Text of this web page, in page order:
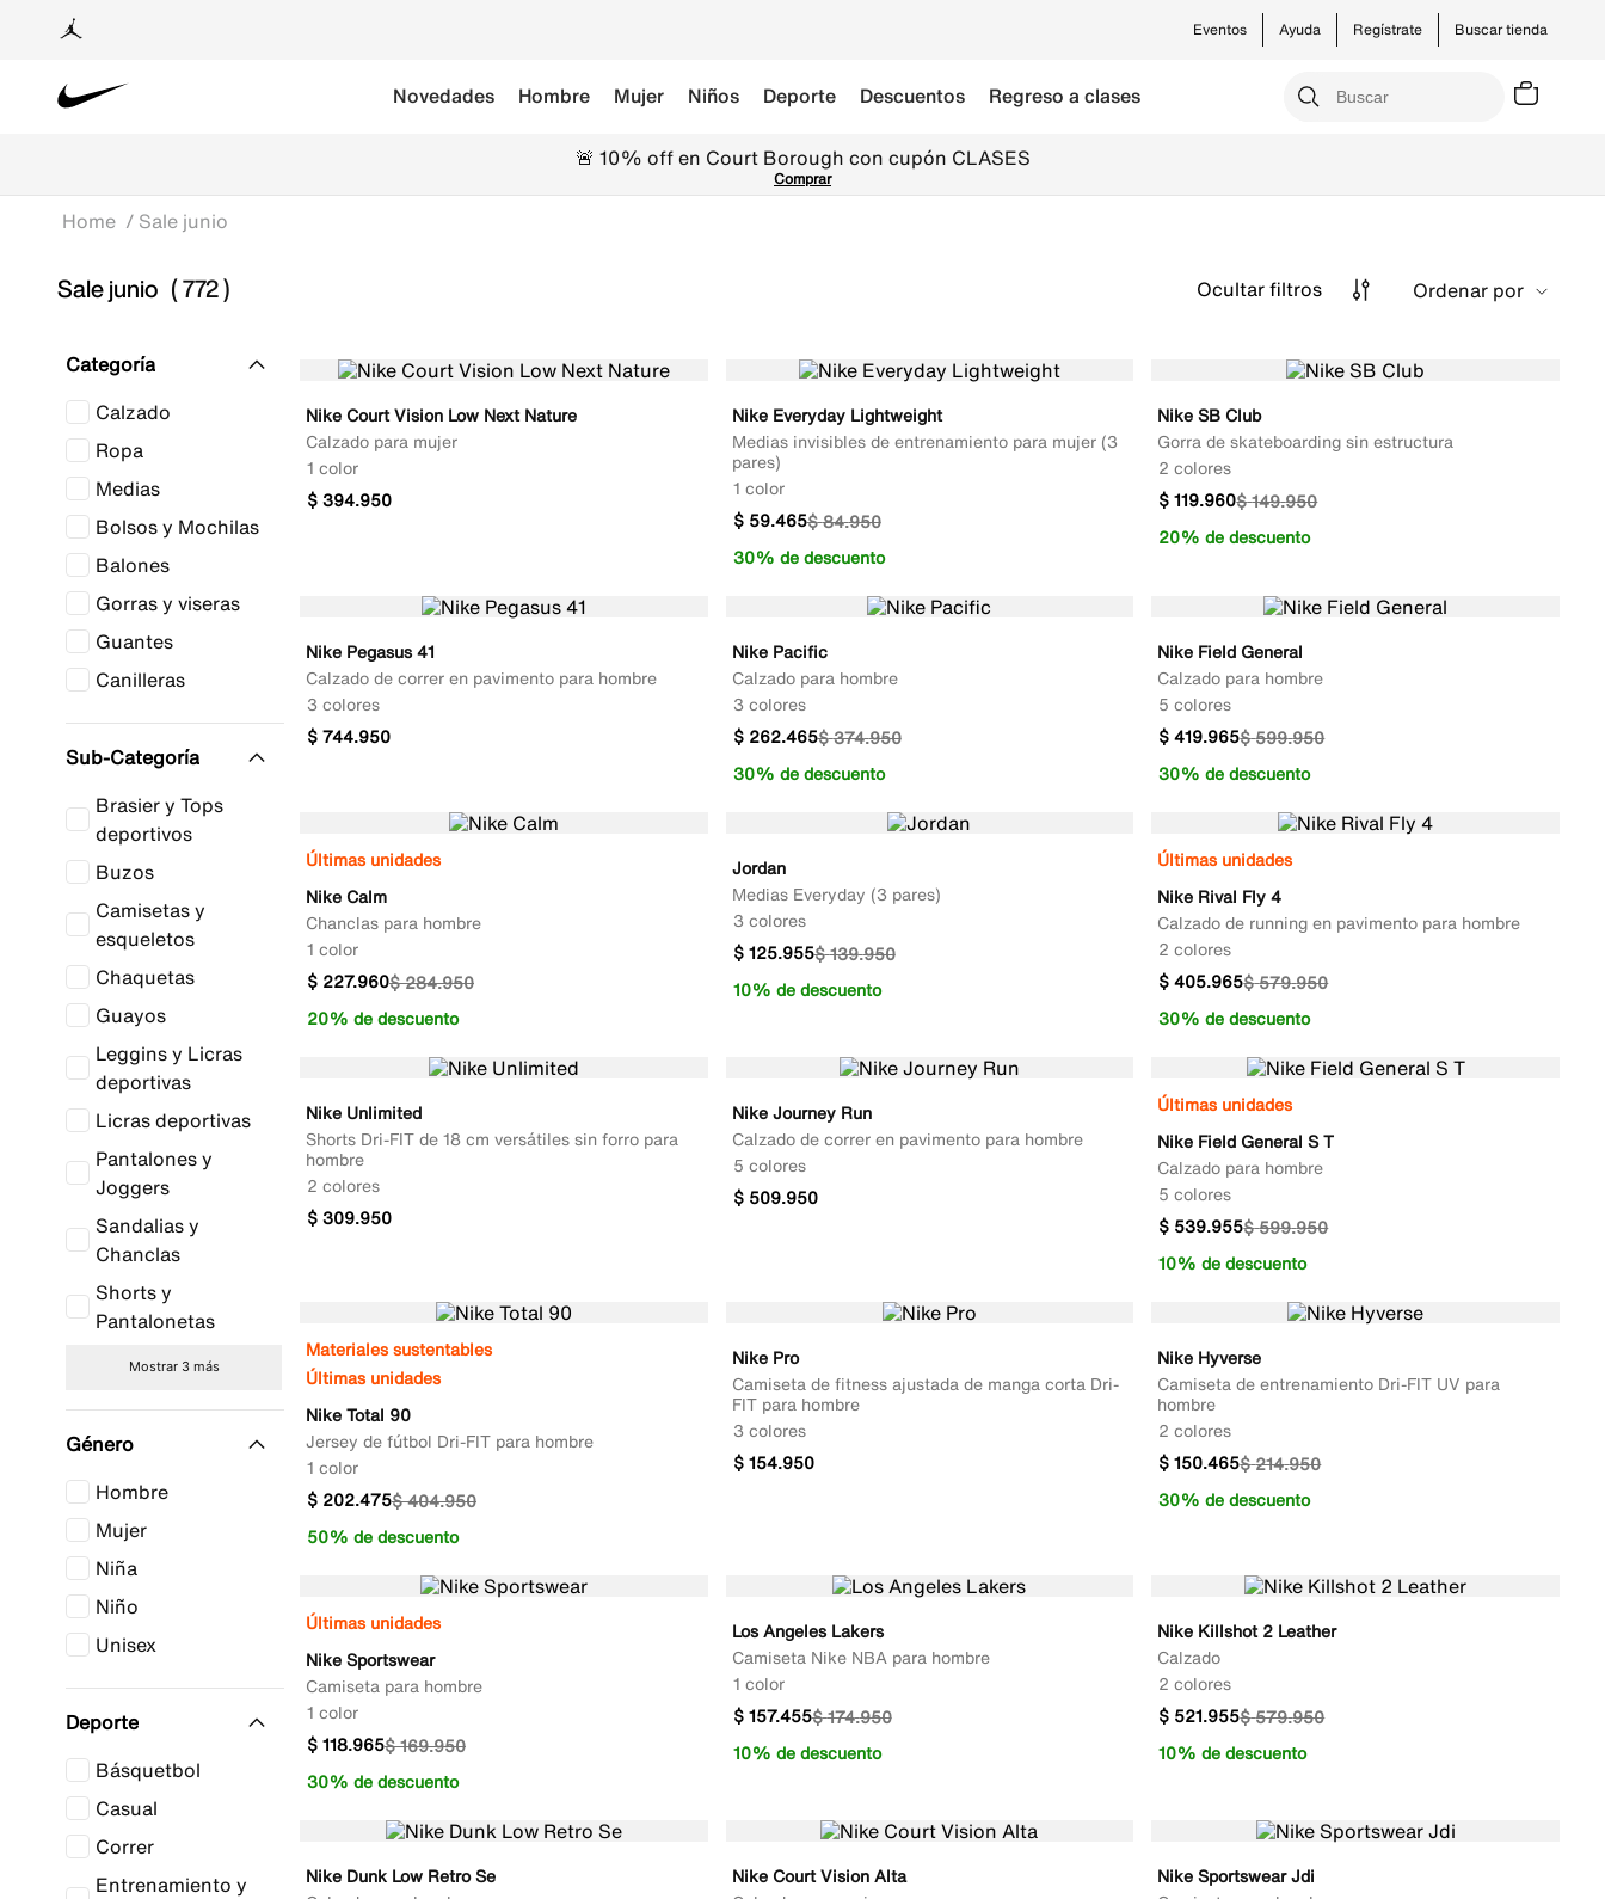
Buscar tienda
Ayuda Regístrate
Eventos
Novedades Hombre Mujer Niños Deporte Descuentos Regreso a clases
🚨 10% off en Court Borough con cupón CLASES
Comprar
Sale junio
Sale junio 772 Ocultarfiltros Ordenar por
Categoría
Calzado
Ropa
Medias
Bolsos y Mochilas
Balones
Gorras y viseras
Guantes
Canilleras
Sub-Categoría
Brasier y Tops
deportivos
Buzos
Camisetas y
esqueletos
Chaquetas
Guayos
Leggins y Licras
deportivas
Licras deportivas
Pantalones y
Joggers
Sandalias y
Chanclas
Shorts y
Pantalonetas
Mostrar 3 más
Género
Hombre
Mujer
Niña
Niño
Unisex
Deporte
Básquetbol
Casual
Correr
Entrenamiento y
Nike Court Vision Low Next Nature
Calzado para mujer
1 color
$394.950
Nike Everyday Lightweight
Medias invisibles de entrenamiento para mujer (3
pares)
1 color
$84.950
$ 59.465
30% de descuento
Nike SB Club
Gorra de skateboarding sin estructura
2 colores
$149.950
$ 119.960
20% de descuento
Nike Pegasus 41
Calzado de correr en pavimento para hombre
3 colores
$744.950
Nike Pacific
Calzado para hombre
3 colores
$374.950
$ 262.465
30% de descuento
Nike Field General
Calzado para hombre
5 colores
$599.950
$ 419.965
30% de descuento
Últimas unidades
Nike Calm
Chanclas para hombre
1 color
$284.950
$ 227.960
20% de descuento
Jordan
Medias Everyday (3 pares)
3 colores
$139.950
$ 125.955
10% de descuento
Últimas unidades
Nike Rival Fly 4
Calzado de running en pavimento para hombre
2 colores
$579.950
$ 405.965
30% de descuento
Nike Unlimited
Shorts Dri-FIT de 18 cm versátiles sin forro para
hombre
2 colores
$309.950
Nike Journey Run
Calzado de correr en pavimento para hombre
5 colores
$ 509.950
Últimas unidades
Nike Field General S T
Calzado para hombre
5 colores
$599.950
$ 539.955
10% de descuento
Materiales sustentables
Últimas unidades
Nike Total 90
Jersey de fútbol Dri-FIT para hombre
1 color
$404.950
$ 202.475
50% de descuento
Nike Pro
Camiseta de fitness ajustada de manga corta Dri-
FIT para hombre
3 colores
$ 154.950
Nike Hyverse
Camiseta de entrenamiento Dri-FIT UV para
hombre
2 colores
$214.950
$ 150.465
30% de descuento
Últimas unidades
Nike Sportswear
Camiseta para hombre
1 color
$169.950
$118.965
30% de descuento
Los Angeles Lakers
Camiseta Nike NBA para hombre
1 color
$174.950
$ 157.455
10% de descuento
Nike Killshot 2 Leather
Calzado
2 colores
$579.950
$ 521.955
10% de descuento
Nike Dunk Low Retro Se
Nike Court Vision Alta
Nike Sportswear Jdi